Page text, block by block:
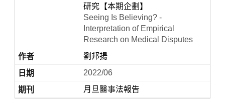
研究【本期企劃】
Seeing Is Believing? -
Interpretation of Empirical
Research on Medical Disputes
劉邦揚
2022/06
月旦醫事法報告